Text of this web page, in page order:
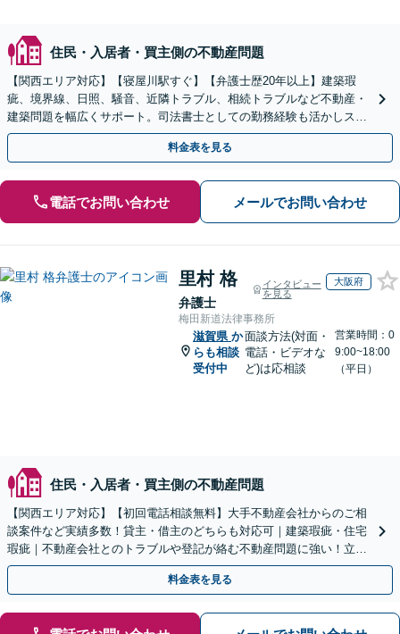
住民・入居者・買主側の不動産問題
【関西エリア対応】【寝屋川駅すぐ】【弁護士歴20年以上】建築瑕
疵、境界線、日照、騒音、近隣トラブル、相続トラブルなど不動産・
建築問題を幅広くサポート。司法書士としての勤務経験も活かしスム
ーズに対処。【初回相談無料】【夜間・休日の相談可能】
料金表を見る
電話でお問い合わせ メールでお問い合わせ
里村 格
弁護士
インタビュー
を見る
大阪府
梅田新道法律事務所
滋賀県 か
らも相談
受付中
面談方法(対面・
電話・ビデオな
ど)は応相談
営業時間：0
9:00~18:00
（平日）
住民・入居者・買主側の不動産問題
【関西エリア対応】【初回電話相談無料】大手不動産会社からのご相
談案件など実績多数！貸主・借主のどちらも対応可｜建築瑕疵・住宅
瑕疵｜不動産会社とのトラブルや登記が絡む不動産問題に強い！立ち
退き／建物の明け渡し請求【Zooｍ相談可】
料金表を見る